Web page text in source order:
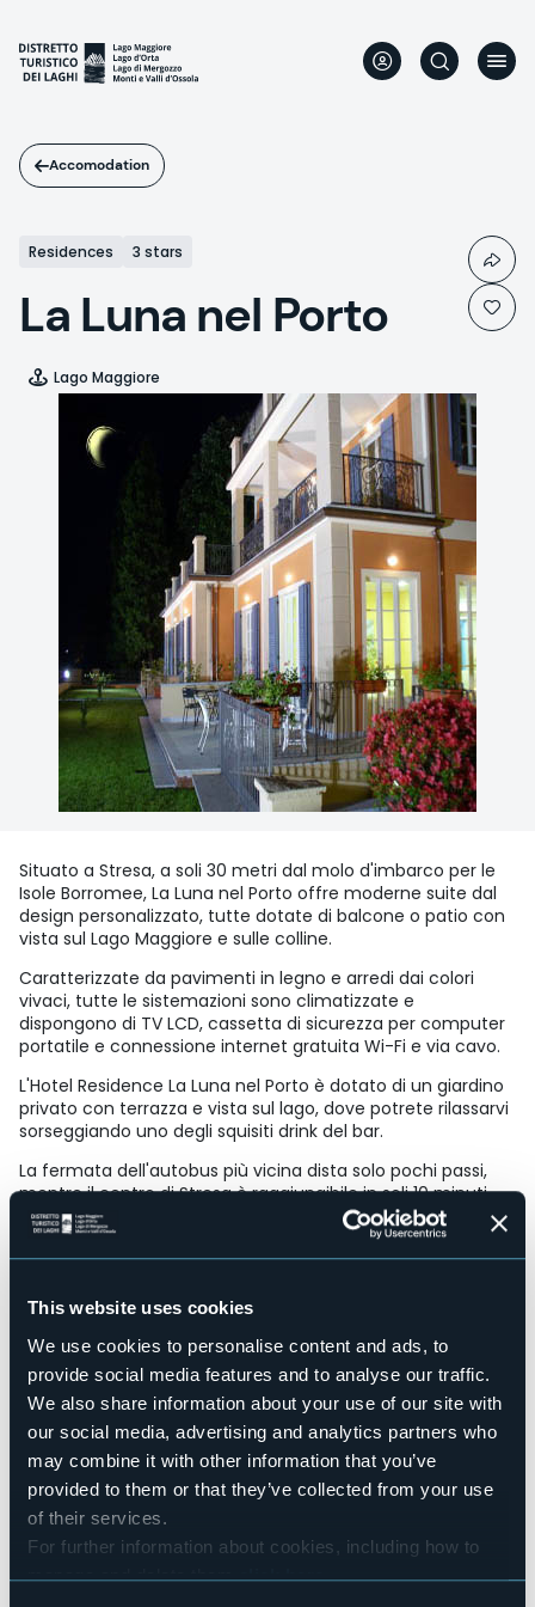
This website uses cookies
We use cookies to personalise content and ads, to
provide social media features and to analyse our traffic.
We also share information about your use of our site with
our social media, advertising and analytics partners who
may combine it with other information that you’ve
provided to them or that they’ve collected from your use
of their services.
For further information about cookies, including how to
manage and delete themclick here.
main
content
Accomodation
Residences 3 stars
La Luna nel Porto
Lago Maggiore
Situato a Stresa, a soli 30 metri dal molo d'imbarco per le
Isole Borromee, La Luna nel Porto offre moderne suite dal
design personalizzato, tutte dotate di balcone o patio con
vista sul Lago Maggiore e sulle colline.
Caratterizzate da pavimenti in legno e arredi dai colori
vivaci, tutte le sistemazioni sono climatizzate e
dispongono di TV LCD, cassetta di sicurezza per computer
portatile e connessione internet gratuita Wi-Fi e via cavo.
L'Hotel Residence La Luna nel Porto è dotato di un giardino
privato con terrazza e vista sul lago, dove potrete rilassarvi
sorseggiando uno degli squisiti drink del bar.
La fermata dell'autobus più vicina dista solo pochi passi,
mentre il centro di Stresa è raggiungibile in soli 10 minuti
con una piacevole passeggiata sul lungolago.
Sì
Wellness
Conference hall
No
Swimming pool
No
Pets allowed
Sì
Number of apartments
12
Number of beds